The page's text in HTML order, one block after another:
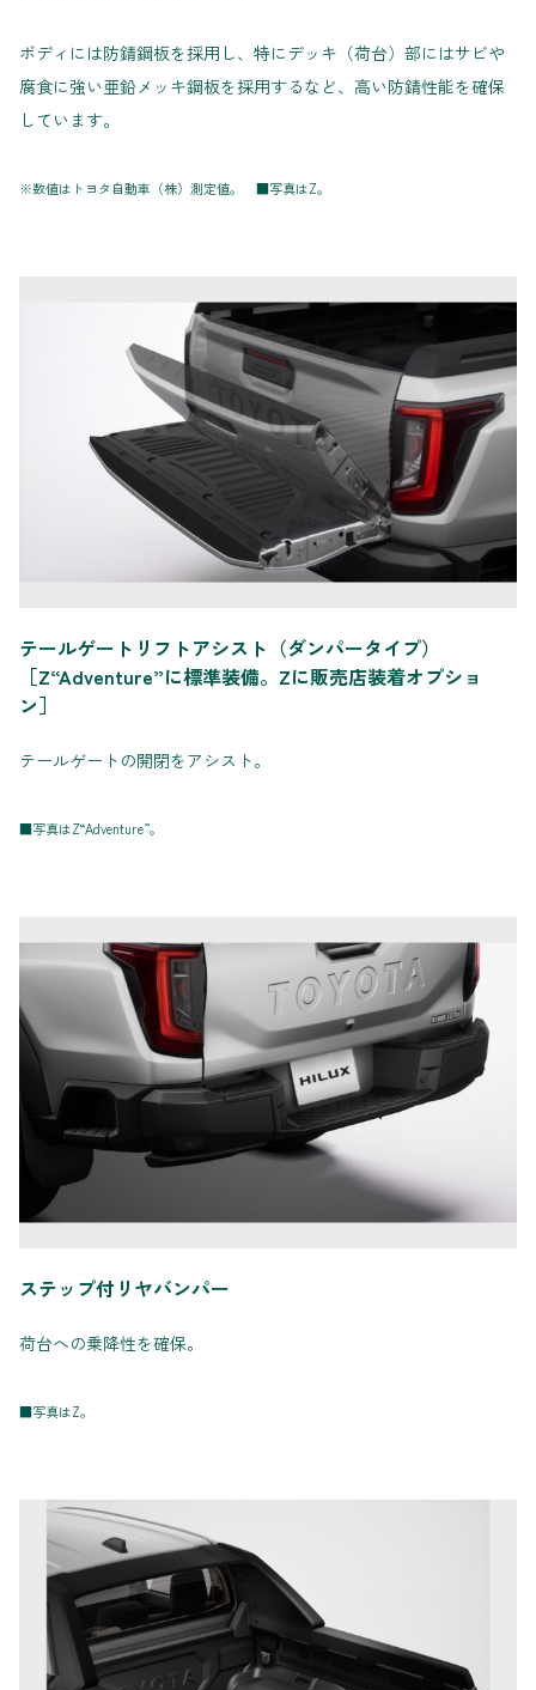
ボディには防錆鋼板を採用し、特にデッキ（荷台）部にはサビや
腐食に強い亜鉛メッキ鋼板を採用するなど、高い防錆性能を確保
しています。
※数値はトヨタ自動車（株）測定値。 ■写真はZ。
テールゲートリフトアシスト（ダンパータイプ）
［Z“Adventure”に標準装備。Zに販売店装着オプショ
ン］
テールゲートの開閉をアシスト。
■写真はZ“Adventure”。
ステップ付リヤバンパー
荷台への乗降性を確保。
■写真はZ。